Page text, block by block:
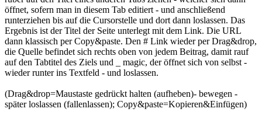
öffnet, sofern man in diesem Tab editiert - und anschließend
runterziehen bis auf die Cursorstelle und dort dann loslassen. Das
Ergebnis ist der Titel der Seite unterlegt mit dem Link. Die URL
dann klassisch per Copy&paste. Den # Link wieder per Drag&drop,
die Quelle befindet sich rechts oben von jedem Beitrag, damit rauf
auf den Tabtitel des Ziels und _ magic, der öffnet sich von selbst -
wieder runter ins Textfeld - und loslassen.
(Drag&drop=Maustaste gedrückt halten (aufheben)- bewegen -
später loslassen (fallenlassen); Copy&paste=Kopieren&Einfügen)